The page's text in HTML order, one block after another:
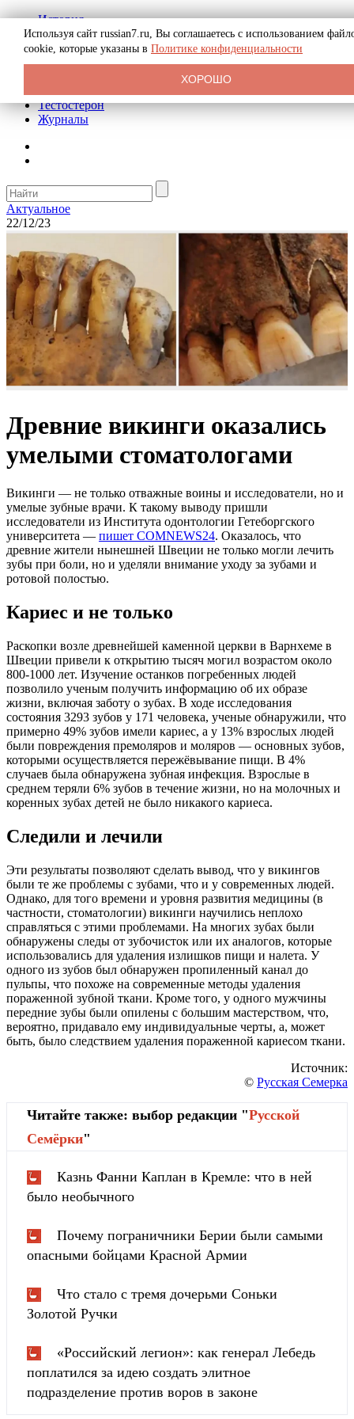
История
Биография
Криминал
Реклама на сайте
Тестостерон
Журналы
Актуальное
22/12/23
Древние викинги оказались
умелыми стоматологами
Викинги — не только отважные воины и исследователи, но и
умелые зубные врачи. К такому выводу пришли
исследователи из Института одонтологии Гетеборгского
университета — пишет COMNEWS24. Оказалось, что
древние жители нынешней Швеции не только могли лечить
зубы при боли, но и уделяли внимание уходу за зубами и
ротовой полостью.
Кариес и не только
Раскопки возле древнейшей каменной церкви в Варнхеме в
Швеции привели к открытию тысяч могил возрастом около
800-1000 лет. Изучение останков погребенных людей
позволило ученым получить информацию об их образе
жизни, включая заботу о зубах. В ходе исследования
состояния 3293 зубов у 171 человека, ученые обнаружили, что
примерно 49% зубов имели кариес, а у 13% взрослых людей
были повреждения премоляров и моляров — основных зубов,
которыми осуществляется пережёвывание пищи. В 4%
случаев была обнаружена зубная инфекция. Взрослые в
среднем теряли 6% зубов в течение жизни, но на молочных и
коренных зубах детей не было никакого кариеса.
Следили и лечили
Эти результаты позволяют сделать вывод, что у викингов
были те же проблемы с зубами, что и у современных людей.
Однако, для того времени и уровня развития медицины (в
частности, стоматологии) викинги научились неплохо
справляться с этими проблемами. На многих зубах были
обнаружены следы от зубочисток или их аналогов, которые
использовались для удаления излишков пищи и налета. У
одного из зубов был обнаружен пропиленный канал до
пульпы, что похоже на современные методы удаления
пораженной зубной ткани. Кроме того, у одного мужчины
передние зубы были опилены с большим мастерством, что,
вероятно, придавало ему индивидуальные черты, а, может
быть, было следствием удаления пораженной кариесом ткани.
Источник:
© Русская Семерка
Читайте также: выбор редакции "Русской
Cемёрки"
Казнь Фанни Каплан в Кремле: что в ней
было необычного
Почему пограничники Берии были самыми
опасными бойцами Красной Армии
Что стало с тремя дочерьми Соньки
Золотой Ручки
«Российский легион»: как генерал Лебедь
поплатился за идею создать элитное
подразделение против воров в законе
Используя сайт russian7.ru, Вы соглашаетесь с использованием
cookie, которые указаны в Политике конфиденциальности
ХОРОШО